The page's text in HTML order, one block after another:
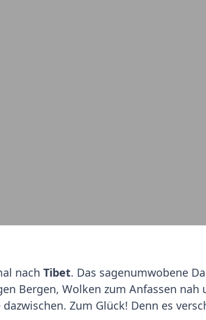
nach Tibet. Das sagenumwobene
Bergen, Wolken zum Anfassen
Zum Glück! Denn es